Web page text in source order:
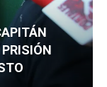
PRISIÓN